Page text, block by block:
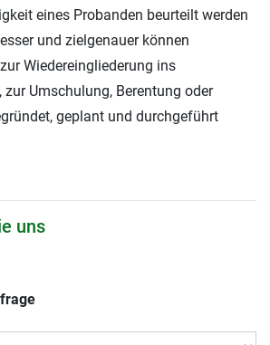
eines Probanden beurteilt werden
und zielgenauer können
Wiedereingliederung ins
zur Umschulung, Berentung oder
geplant und durchgeführt
uns